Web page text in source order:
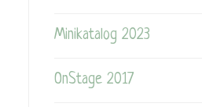
Minikatalog 2023
OnStage 2017